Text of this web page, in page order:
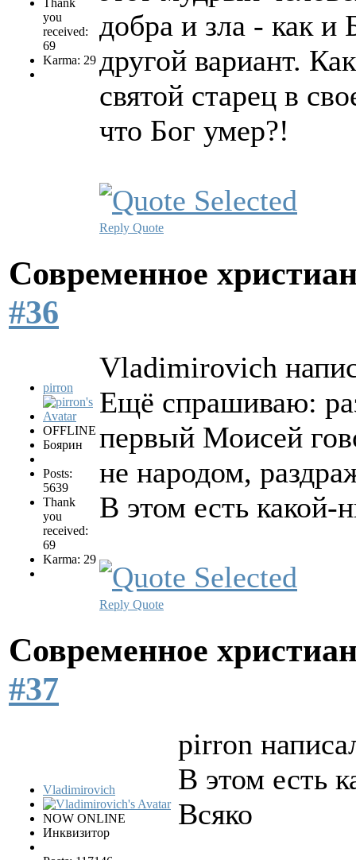
Thank
you
received:
69
Karma: 29
добра и зла - как
другой вариант.
святой старец в
что Бог умер?!
Reply Quote
Современное
#36
pirron
OFFLINE
Боярин
Posts:
5639
Thank
you
received:
69
Karma: 29
Vladimirovich
Ещё спрашиваю:
первый Моисей
не народом,
В этом есть какой-
Reply Quote
Современное
#37
Vladimirovich
NOW ONLINE
Инквизитор
pirron
В этом есть
Всяко